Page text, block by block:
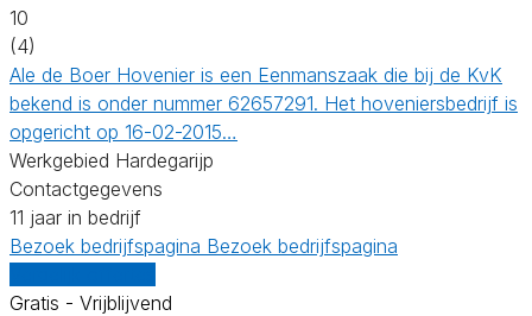
10
(4)
Ale de Boer Hovenier is een Eenmanszaak die bij de KvK
bekend is onder nummer 62657291. Het hoveniersbedrijf is
opgericht op 16-02-2015…
Werkgebied Hardegarijp
Contactgegevens
11 jaar in bedrijf
Bezoek bedrijfspagina Bezoek bedrijfspagina
Gratis - Vrijblijvend